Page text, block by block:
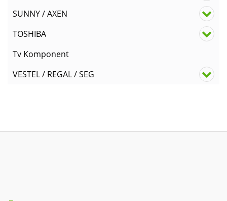
SUNNY / AXEN
TOSHIBA
Tv Komponent
VESTEL / REGAL / SEG